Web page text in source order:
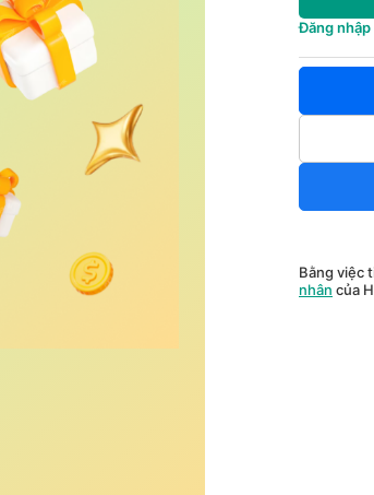
Đăng nhập
Bằng việc
nhân của